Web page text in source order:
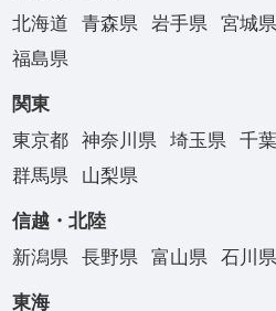
北海道
青森県 岩手県 宮城県
福島県
関東
東京都
神奈川県 埼玉県 千
群馬県
山梨県
信越・北陸
新潟県
長野県 富山県 石川県
東海